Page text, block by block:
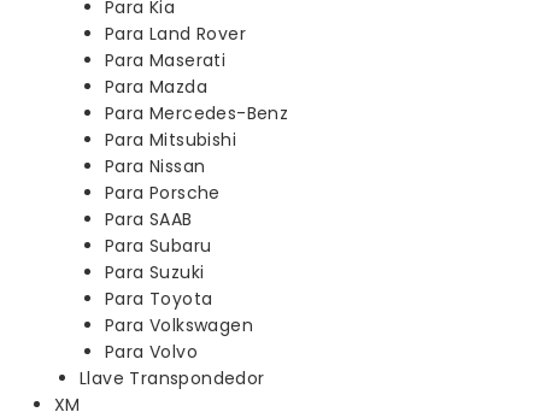
Para Kia
Para Land Rover
Para Maserati
Para Mazda
Para Mercedes-Benz
Para Mitsubishi
Para Nissan
Para Porsche
Para SAAB
Para Subaru
Para Suzuki
Para Toyota
Para Volkswagen
Para Volvo
Llave Transpondedor
XM